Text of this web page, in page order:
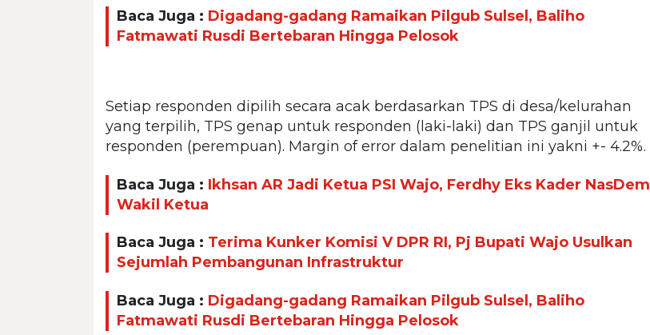
Baca Juga : Digadang-gadang Ramaikan Pilgub Sulsel, Baliho
Fatmawati Rusdi Bertebaran Hingga Pelosok
Setiap responden dipilih secara acak berdasarkan TPS di desa/kelurahan
yang terpilih, TPS genap untuk responden (laki-laki) dan TPS ganjil untuk
responden (perempuan). Margin of error dalam penelitian ini yakni +- 4.2%.
Baca Juga : Ikhsan AR Jadi Ketua PSI Wajo, Ferdhy Eks Kader NasDem
Wakil Ketua
Baca Juga : Terima Kunker Komisi V DPR RI, Pj Bupati Wajo Usulkan
Sejumlah Pembangunan Infrastruktur
Baca Juga : Digadang-gadang Ramaikan Pilgub Sulsel, Baliho
Fatmawati Rusdi Bertebaran Hingga Pelosok